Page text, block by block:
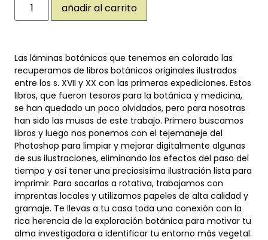
añadir al carrito
Las láminas botánicas que tenemos en colorado las
recuperamos de libros botánicos originales ilustrados
entre los s. XVII y XX con las primeras expediciones. Estos
libros, que fueron tesoros para la botánica y medicina,
se han quedado un poco olvidados, pero para nosotras
han sido las musas de este trabajo. Primero buscamos
libros y luego nos ponemos con el tejemaneje del
Photoshop para limpiar y mejorar digitalmente algunas
de sus ilustraciones, eliminando los efectos del paso del
tiempo y así tener una preciosisíma ilustración lista para
imprimir. Para sacarlas a rotativa, trabajamos con
imprentas locales y utilizamos papeles de alta calidad y
gramaje. Te llevas a tu casa toda una conexión con la
rica herencia de la exploración botánica para motivar tu
alma investigadora a identificar tu entorno más vegetal.